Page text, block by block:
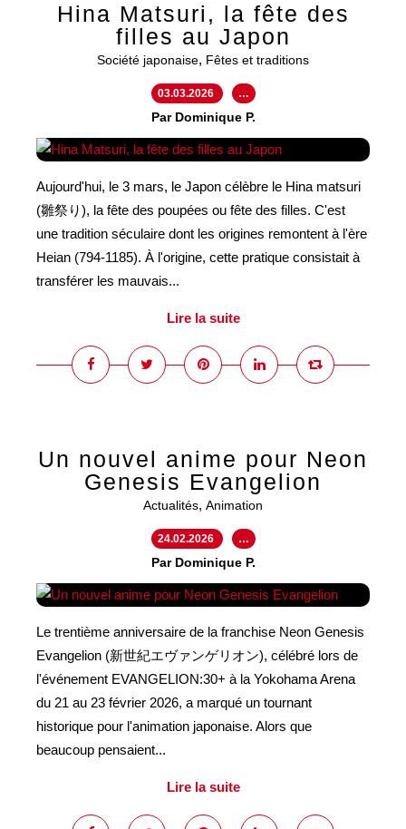
Hina Matsuri, la fête des
filles au Japon
Société japonaise, Fêtes et traditions
03.03.2026 …
Par Dominique P.
Aujourd'hui, le 3 mars, le Japon célèbre le Hina matsuri
(雛祭り), la fête des poupées ou fête des filles. C'est
une tradition séculaire dont les origines remontent à l'ère
Heian (794-1185). À l'origine, cette pratique consistait à
transférer les mauvais...
Lire la suite
Un nouvel anime pour Neon
Genesis Evangelion
Actualités, Animation
24.02.2026 …
Par Dominique P.
Le trentième anniversaire de la franchise Neon Genesis
Evangelion (新世紀エヴァンゲリオン), célébré lors de
l'événement EVANGELION:30+ à la Yokohama Arena
du 21 au 23 février 2026, a marqué un tournant
historique pour l'animation japonaise. Alors que
beaucoup pensaient...
Lire la suite